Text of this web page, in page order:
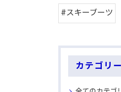
#スキーブーツ
カテゴリー